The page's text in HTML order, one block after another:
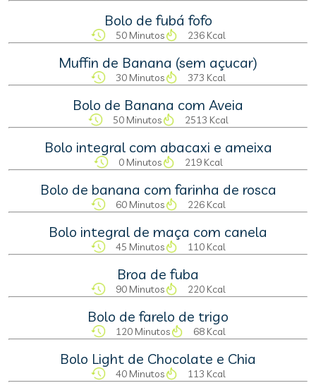
Bolo de fubá fofo
50 Minutos 236 Kcal
Muffin de Banana (sem açucar)
30 Minutos 373 Kcal
Bolo de Banana com Aveia
50 Minutos 2513 Kcal
Bolo integral com abacaxi e ameixa
0 Minutos 219 Kcal
Bolo de banana com farinha de rosca
60 Minutos 226 Kcal
Bolo integral de maça com canela
45 Minutos 110 Kcal
Broa de fuba
90 Minutos 220 Kcal
Bolo de farelo de trigo
120 Minutos 68 Kcal
Bolo Light de Chocolate e Chia
40 Minutos 113 Kcal